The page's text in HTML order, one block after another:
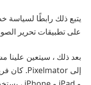
على تطبيقات تحرير
بعد ذلك ، سيتعين علينا